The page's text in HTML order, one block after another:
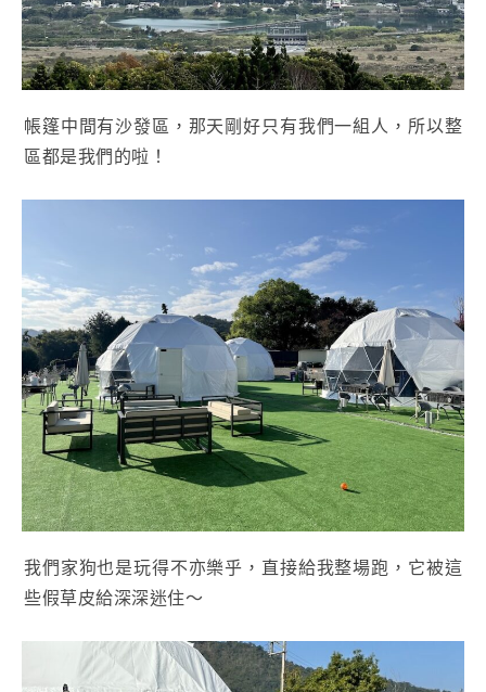
帳篷中間有沙發區，那天剛好只有我們一組人，所以整
區都是我們的啦！
我們家狗也是玩得不亦樂乎，直接給我整場跑，它被這
些假草皮給深深迷住～